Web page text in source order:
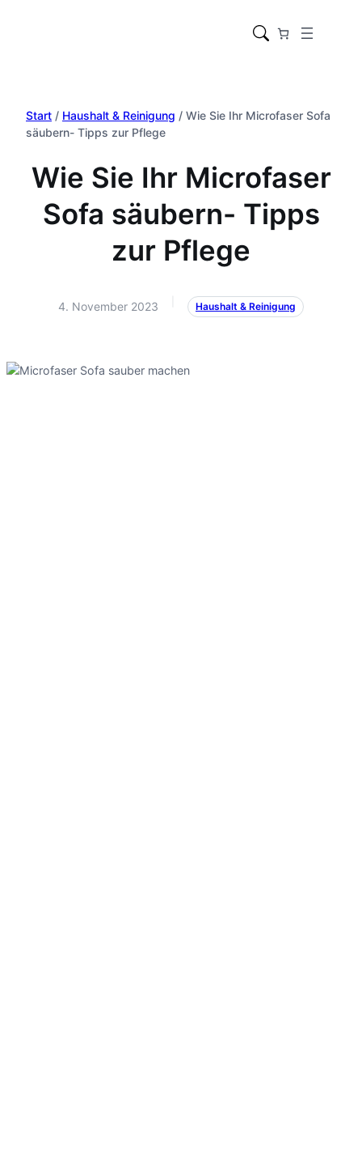
Start / Haushalt & Reinigung / Wie Sie Ihr Microfaser Sofa
säubern- Tipps zur Pflege
Wie Sie Ihr Microfaser
Sofa säubern- Tipps
zur Pflege
4. November 2023 Haushalt & Reinigung